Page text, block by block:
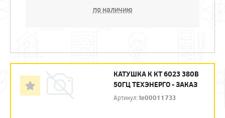
по наличию
КАТУШКА К КТ 6023 380В
50ГЦ ТЕХЭНЕРГО - ЗАКАЗ
Артикул:te00011733